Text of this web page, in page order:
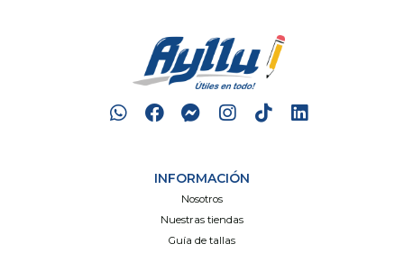
INFORMACIÓN
Nosotros
Nuestras tiendas
Guía de tallas